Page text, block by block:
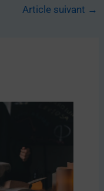
Article suivant →